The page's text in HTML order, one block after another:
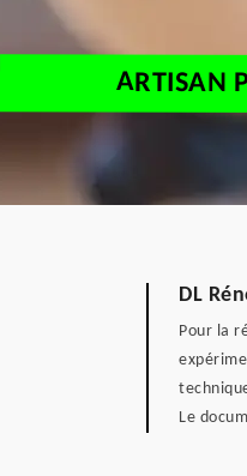
ARTISAN
DL
Pour la
Le